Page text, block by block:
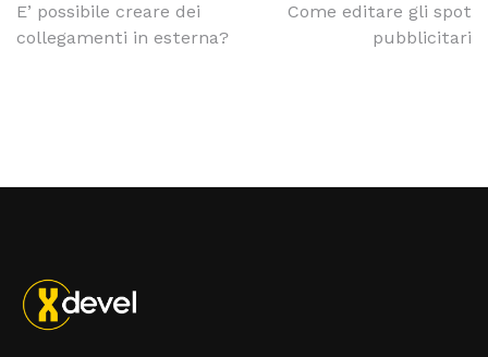
E’ possibile creare dei
collegamenti in esterna?
Come editare gli spot
pubblicitari